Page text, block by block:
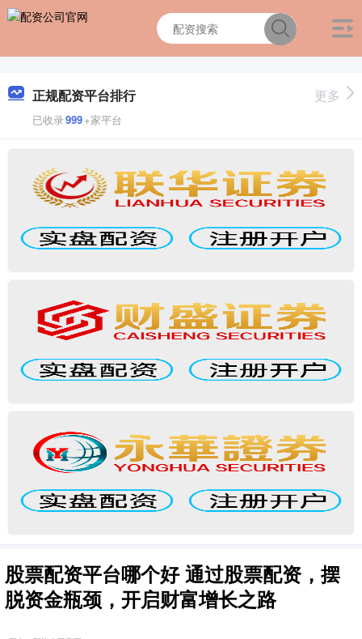
正规配资平台排行
已收录999+家平台
更多
股票配资平台哪个好 通过股票配资，摆
脱资金瓶颈，开启财富增长之路